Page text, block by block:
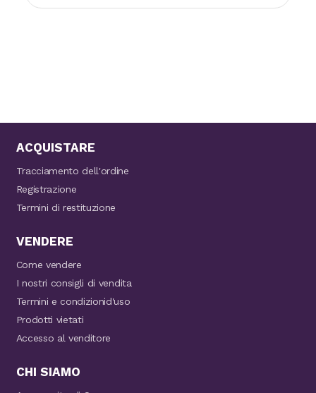
ACQUISTARE
Tracciamento dell'ordine
Registrazione
Termini di restituzione
VENDERE
Come vendere
I nostri consigli di vendita
Termini e condizionid'uso
Prodotti vietati
Accesso al venditore
CHI SIAMO